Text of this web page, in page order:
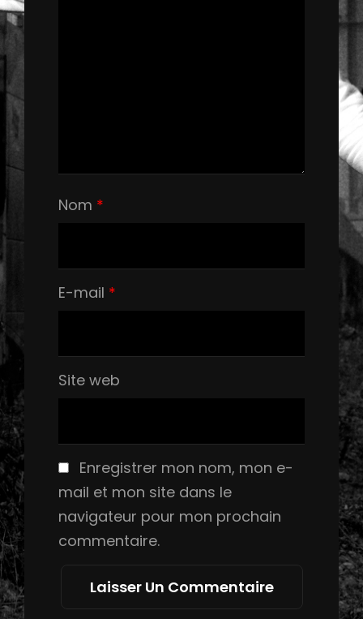
Nom *
E-mail *
Site web
Enregistrer mon nom, mon e-
mail et mon site dans le
navigateur pour mon prochain
commentaire.